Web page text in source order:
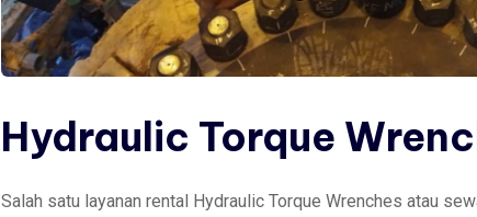
Hydraulic Torque
Salah satu layanan rental Hydraulic Torque Wrenches atau